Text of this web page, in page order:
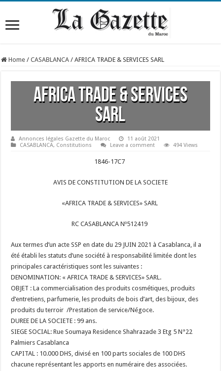
Home / CASABLANCA / AFRICA TRADE & SERVICES SARL
AFRICA TRADE & SERVICES
SARL
Annonces légales Gazette du Maroc
11 août 2021
CASABLANCA, Constitutions Leave a comment 494 Views
1846-17C7
AVIS DE CONSTITUTION DE LA SOCIETE
«AFRICA TRADE & SERVICES» SARL
RC CASABLANCA Nº512419
Aux termes d’un acte SSP en date du 29 JUIN 2021 à Casablanca, il a
été établi les statuts d’une société à responsabilité limitée dont les
principales caractéristiques sont les suivantes :
DENOMINATION: « AFRICA TRADE & SERVICES» SARL.
OBJET : La commercialisation des produits cosmétiques, produits
d’entretiens, parfumerie, les produits de bois d’art, des bijoux, des
produits du terroir /Prestation de service/Négoce.
DUREE DE LA SOCIETE : 99 ans.
SIEGE SOCIAL: Rue Soumaya Residence Shahrazade 3 Etg 5 N°22
Palmiers Casablanca
CAPITAL : 10.000 DHS, divisé en 100 parts sociales de 100 DHS
chacune représentant les apports en numéraire des associées.